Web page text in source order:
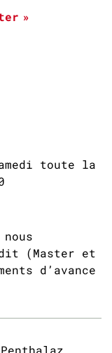
toute la
(Master et
d’avance